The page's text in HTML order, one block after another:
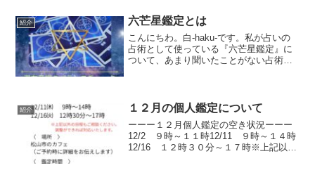
紹介 六芒星鑑定とは
こんにちわ。白-haku-です。私が占いの
占術として使っている『六芒星鑑定』に
ついて、あまり聞いたことがない占術だ
開花させ、経済的に...
紹介 １２月の個人鑑定について
ーーー１２月個人鑑定の空き状況ーーー
12/2 ９時～１１時12/11 ９時～１４時
12/16 １２時３０分～１７時※上記以外